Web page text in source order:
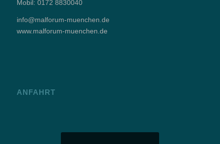
Mobil: 0172 8830040
info@malforum-muenchen.de
www.malforum-muenchen.de
ANFAHRT